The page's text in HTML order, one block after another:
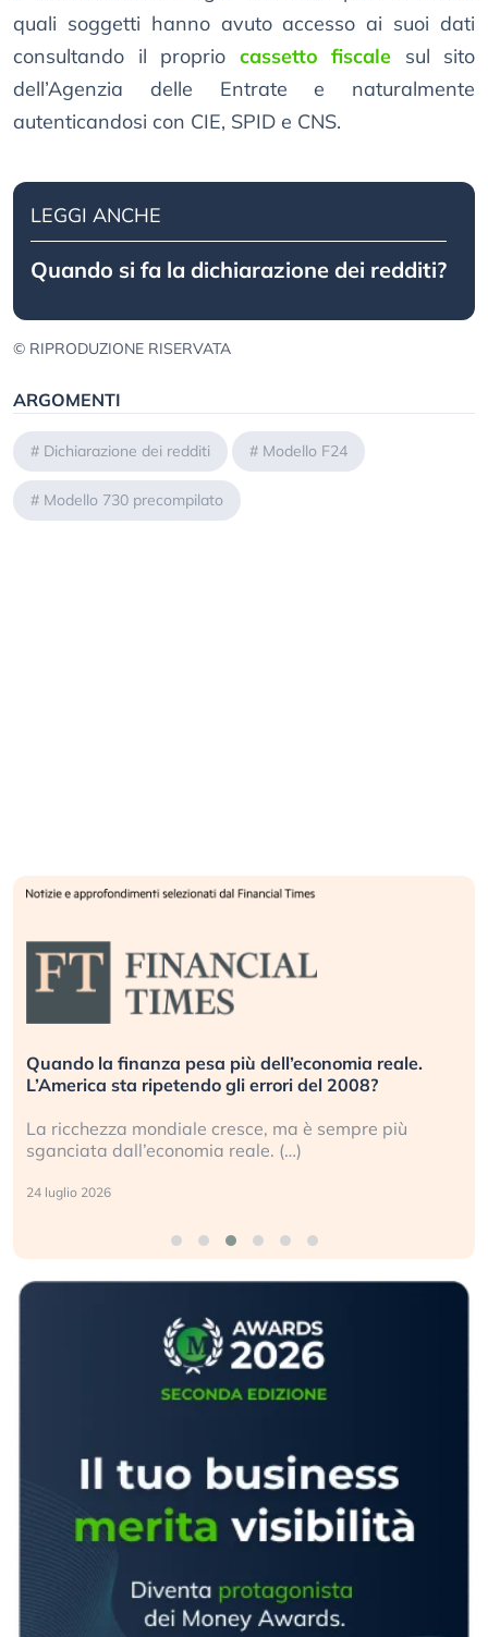
quali soggetti hanno avuto accesso ai suoi dati
consultando il proprio cassetto fiscale sul sito
dell’Agenzia delle Entrate e naturalmente
autenticandosi con CIE, SPID e CNS.
LEGGI ANCHE
Quando si fa la dichiarazione dei redditi?
© RIPRODUZIONE RISERVATA
ARGOMENTI
# Dichiarazione dei redditi # Modello F24
# Modello 730 precompilato
Quando la finanza pesa più dell’economia reale.
L’America sta ripetendo gli errori del 2008?
La ricchezza mondiale cresce, ma è sempre più
sganciata dall’economia reale. (…)
24 luglio 2026